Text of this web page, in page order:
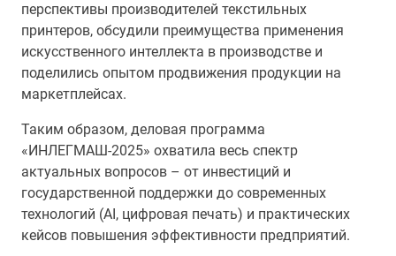
перспективы производителей текстильных
принтеров, обсудили преимущества применения
искусственного интеллекта в производстве и
поделились опытом продвижения продукции на
маркетплейсах.
Таким образом, деловая программа
«ИНЛЕГМАШ-2025» охватила весь спектр
актуальных вопросов – от инвестиций и
государственной поддержки до современных
технологий (AI, цифровая печать) и практических
кейсов повышения эффективности предприятий.